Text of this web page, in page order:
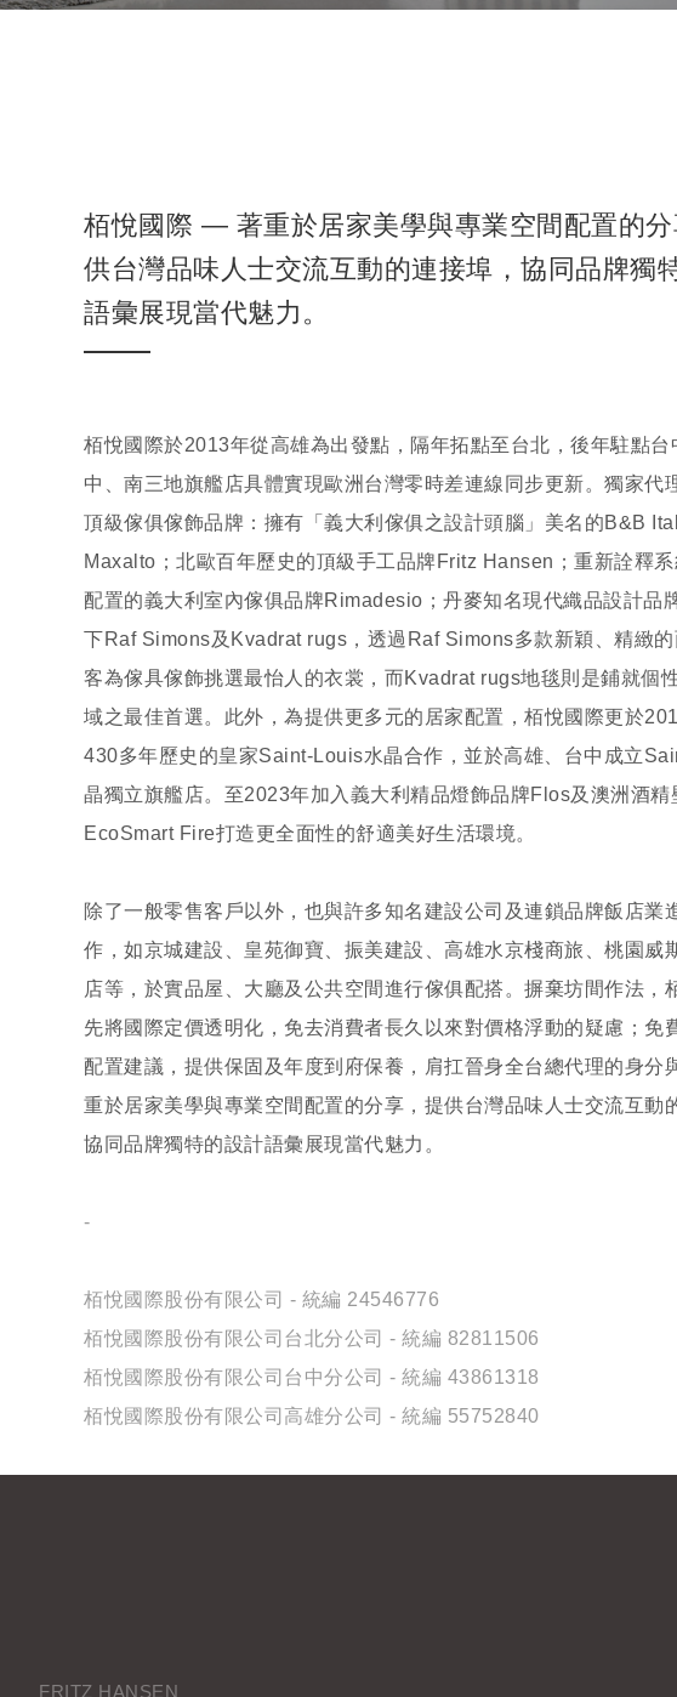
栢悅國際 — 著重於居家美學與專業空間配置的
供台灣品味人士交流互動的連接埠，協同品牌獨
語彙展現當代魅力。
栢悅國際於2013年從高雄為出發點，隔年拓點至台北，後年駐點台
中、南三地旗艦店具體實現歐洲台灣零時差連線同步更新。獨家代
頂級傢俱傢飾品牌：擁有「義大利傢俱之設計頭腦」美名的B&B
Maxalto；北歐百年歷史的頂級手工品牌Fritz Hansen；重新詮釋
配置的義大利室內傢俱品牌Rimadesio；丹麥知名現代織品設計品
下Raf Simons及Kvadrat rugs，透過Raf Simons多款新穎、精緻
客為傢具傢飾挑選最怡人的衣裳，而Kvadrat rugs地毯則是鋪就個
域之最佳首選。此外，為提供更多元的居家配置，栢悅國際更於
430多年歷史的皇家Saint-Louis水晶合作，並於高雄、台中成立
晶獨立旗艦店。至2023年加入義大利精品燈飾品牌Flos及澳洲酒精
EcoSmart Fire打造更全面性的舒適美好生活環境。
除了一般零售客戶以外，也與許多知名建設公司及連鎖品牌飯店業
作，如京城建設、皇苑御寶、振美建設、高雄水京棧商旅、桃園威
店等，於實品屋、大廳及公共空間進行傢俱配搭。摒棄坊間作法，
先將國際定價透明化，免去消費者長久以來對價格浮動的疑慮；免
配置建議，提供保固及年度到府保養，肩扛晉身全台總代理的身分
重於居家美學與專業空間配置的分享，提供台灣品味人士交流互動
協同品牌獨特的設計語彙展現當代魅力。
-
栢悅國際股份有限公司 - 統編 24546776
栢悅國際股份有限公司台北分公司 - 統編 82811506
栢悅國際股份有限公司台中分公司 - 統編 43861318
栢悅國際股份有限公司高雄分公司 - 統編 55752840
FRITZ HANSEN